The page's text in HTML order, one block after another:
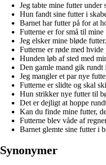
Jeg tabte mine futter under
Hun fandt sine futter i
Barnet har futter på for at
Futterne er for små til mine
Jeg elsker mine bløde futter.
Futterne er røde med hvide
Hunden løb af sted med
Den gamle mand gik rundt
Jeg mangler et par nye
Futterne er slidte og skal
Hun strikker nye futter til
Det er dejligt at hoppe
Kan du finde mine futter,
Futterne blev våde af
Barnet glemte sine futter i
Synonymer